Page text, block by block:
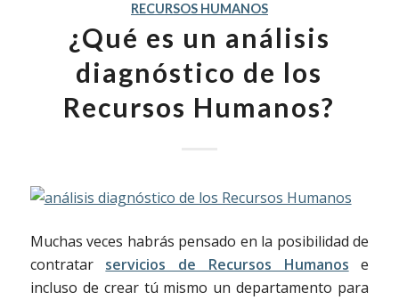
RECURSOS HUMANOS
¿Qué es un análisis
diagnóstico de los
Recursos Humanos?
Muchas veces habrás pensado en la posibilidad de
contratar servicios de Recursos Humanos e
incluso de crear tú mismo un departamento para